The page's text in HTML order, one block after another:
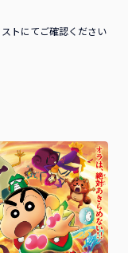
トにてご確認ください